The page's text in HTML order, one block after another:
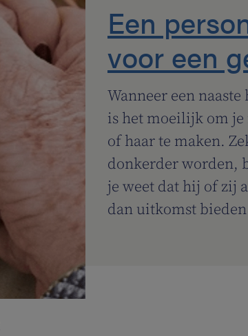
Een
voor een
Wanneer een
is het moeilijk om
of haar te maken.
donkerder worden,
je weet dat hij of zij
dan uitkomst